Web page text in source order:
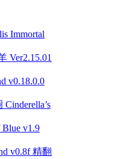
Immortal
Ver2.15.01
v0.18.0.0
v1.9
v0.8f 精翻